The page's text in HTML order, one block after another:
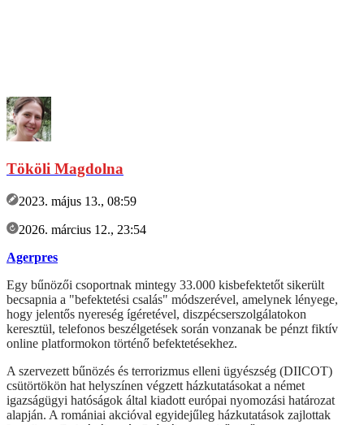
Tököli Magdolna
2023. május 13., 08:59
2026. március 12., 23:54
Agerpres
Egy bűnözői csoportnak mintegy 33.000 kisbefektetőt sikerült
becsapnia a "befektetési csalás" módszerével, amelynek lényege,
hogy jelentős nyereség ígéretével, diszpécserszolgálatokon
keresztül, telefonos beszélgetések során vonzanak be pénzt fiktív
online platformokon történő befektetésekhez.
A szervezett bűnözés és terrorizmus elleni ügyészség (DIICOT)
csütörtökön hat helyszínen végzett házkutatásokat a német
igazságügyi hatóságok által kiadott európai nyomozási határozat
alapján. A romániai akcióval egyidejűleg házkutatások zajlottak